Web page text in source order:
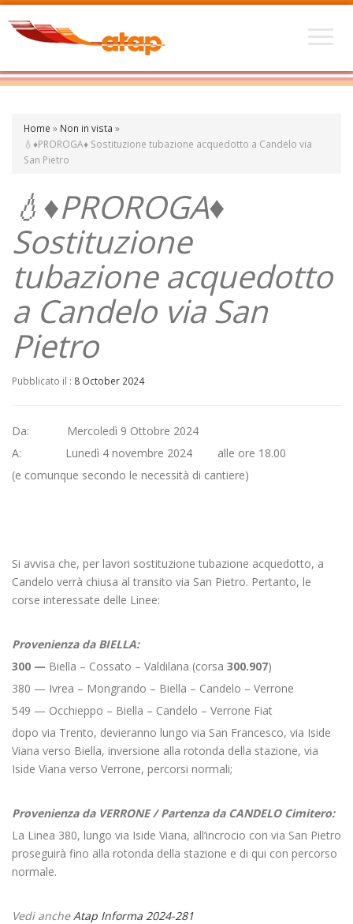
Home » Non in vista »
💧♦PROROGA♦ Sostituzione tubazione acquedotto a Candelo via
San Pietro
💧♦PROROGA♦
Sostituzione
tubazione acquedotto
a Candelo via San
Pietro
Pubblicato il : 8 October 2024
Da: Mercoledì 9 Ottobre 2024
A: Lunedì 4 novembre 2024 alle ore 18.00
(e comunque secondo le necessità di cantiere)
Si avvisa che, per lavori sostituzione tubazione acquedotto, a
Candelo verrà chiusa al transito via San Pietro. Pertanto, le
corse interessate delle Linee:
Provenienza da BIELLA:
300 — Biella – Cossato – Valdilana (corsa 300.907)
380 — Ivrea – Mongrando – Biella – Candelo – Verrone
549 — Occhieppo – Biella – Candelo – Verrone Fiat
dopo via Trento, devieranno lungo via San Francesco, via Iside
Viana verso Biella, inversione alla rotonda della stazione, via
Iside Viana verso Verrone, percorsi normali;
Provenienza da VERRONE / Partenza da CANDELO Cimitero:
La Linea 380, lungo via Iside Viana, all’incrocio con via San Pietro
proseguirà fino alla rotonda della stazione e di qui con percorso
normale.
Vedi ancheAtap Informa 2024-281